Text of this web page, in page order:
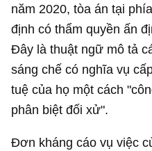
năm 2020, tòa án tại
định có thẩm quyền ấn
Đây là thuật ngữ mô tả
sáng chế có nghĩa vụ
tuệ của họ một cách
phân biệt đối xử".
Đơn kháng cáo vụ việc